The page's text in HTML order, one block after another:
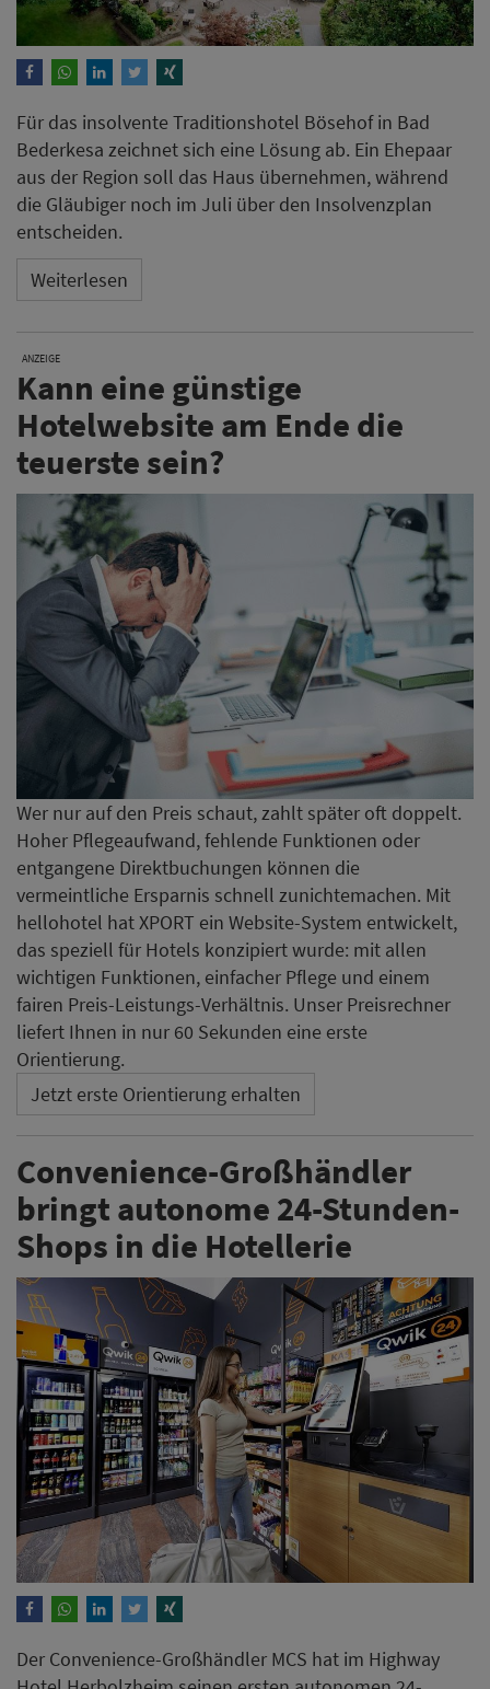
Für das insolvente Traditionshotel Bösehof in Bad
Bederkesa zeichnet sich eine Lösung ab. Ein Ehepaar
aus der Region soll das Haus übernehmen, während
die Gläubiger noch im Juli über den Insolvenzplan
entscheiden.
Weiterlesen
ANZEIGE
Kann eine günstige
Hotelwebsite am Ende die
teuerste sein?
Wer nur auf den Preis schaut, zahlt später oft doppelt.
Hoher Pflegeaufwand, fehlende Funktionen oder
entgangene Direktbuchungen können die
vermeintliche Ersparnis schnell zunichtemachen. Mit
hellohotel hat XPORT ein Website-System entwickelt,
das speziell für Hotels konzipiert wurde: mit allen
wichtigen Funktionen, einfacher Pflege und einem
fairen Preis-Leistungs-Verhältnis. Unser Preisrechner
liefert Ihnen in nur 60 Sekunden eine erste
Orientierung.
Jetzt erste Orientierung erhalten
Convenience-Großhändler
bringt autonome 24-Stunden-
Shops in die Hotellerie
Der Convenience-Großhändler MCS hat im Highway